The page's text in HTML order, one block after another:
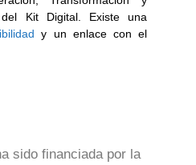
Kit Digital. Existe una
y un enlace con el
sido financiada por la